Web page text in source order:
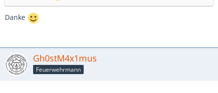
Danke
Gh0stM4x1mus
Feuerwehrmann